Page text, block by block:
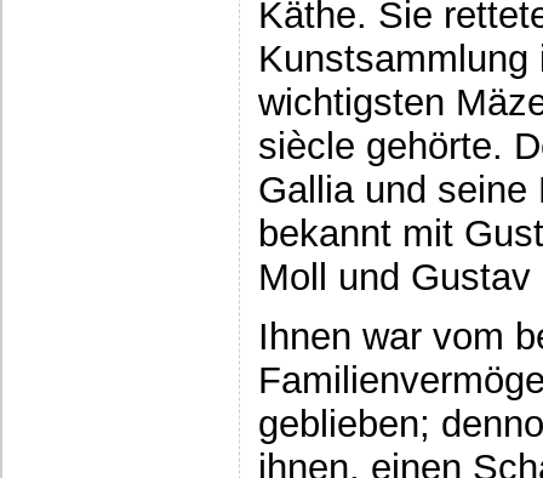
Käthe. Sie
wichtigsten
siècle gehörte.
Gallia und seine
bekannt mit
Moll und
Ihnen war vom
geblieben;
ihnen, einen